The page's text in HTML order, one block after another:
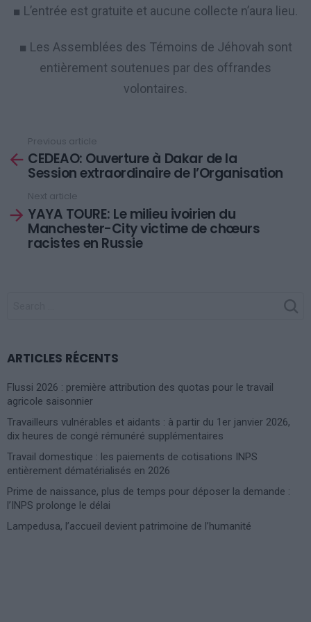
■ L’entrée est gratuite et aucune collecte n’aura lieu.
■ Les Assemblées des Témoins de Jéhovah sont
entièrement soutenues par des offrandes
volontaires.
more
Previous article
CEDEAO: Ouverture à Dakar de la
Session extraordinaire de l’Organisation
Next article
YAYA TOURE: Le milieu ivoirien du
Manchester-City victime de chœurs
racistes en Russie
ARTICLES RÉCENTS
Flussi 2026 : première attribution des quotas pour le travail
agricole saisonnier
Travailleurs vulnérables et aidants : à partir du 1er janvier 2026,
dix heures de congé rémunéré supplémentaires
Travail domestique : les paiements de cotisations INPS
entièrement dématérialisés en 2026
Prime de naissance, plus de temps pour déposer la demande :
l’INPS prolonge le délai
Lampedusa, l’accueil devient patrimoine de l’humanité